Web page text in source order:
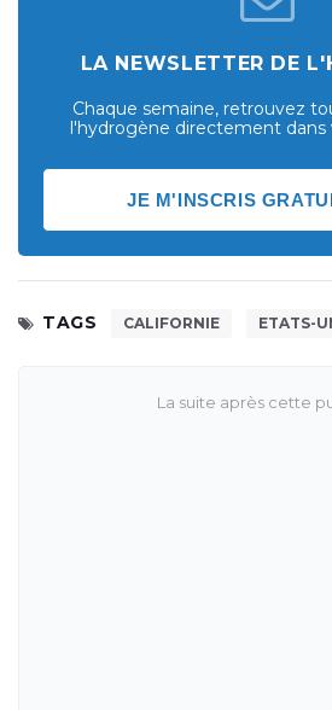
LA NEWSLETTER DE
Chaque semaine, retrouvez
l'hydrogène directement dans
JE M'INSCRIS
TAGS CALIFORNIE ETATS-